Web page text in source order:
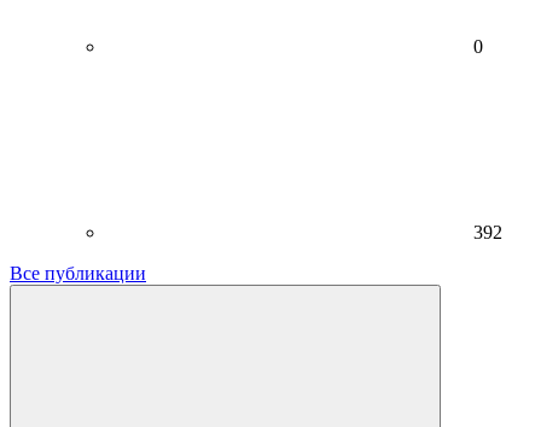
0
392
Все публикации